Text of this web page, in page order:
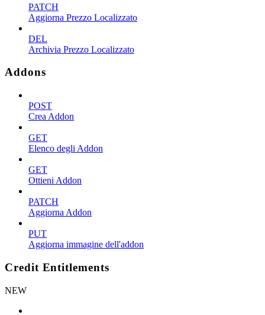
PATCH
Aggiorna Prezzo Localizzato
DEL
Archivia Prezzo Localizzato
Addons
POST
Crea Addon
GET
Elenco degli Addon
GET
Ottieni Addon
PATCH
Aggiorna Addon
PUT
Aggiorna immagine dell'addon
Credit Entitlements
NEW